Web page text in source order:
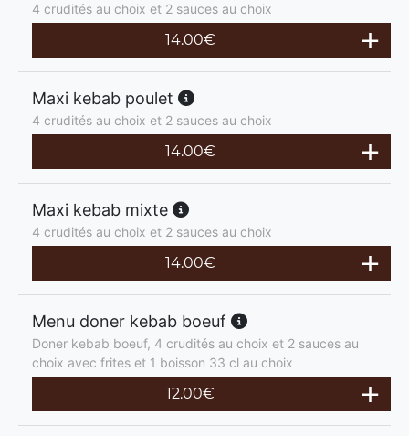
4 crudités au choix et 2 sauces au choix
14.00€
Maxi kebab poulet
4 crudités au choix et 2 sauces au choix
14.00€
Maxi kebab mixte
4 crudités au choix et 2 sauces au choix
14.00€
Menu doner kebab boeuf
Doner kebab boeuf, 4 crudités au choix et 2 sauces au
choix avec frites et 1 boisson 33 cl au choix
12.00€